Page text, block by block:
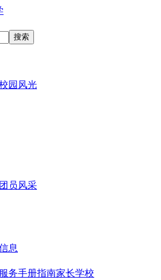
园风光
团员风采
息
服务手册指南家长学校